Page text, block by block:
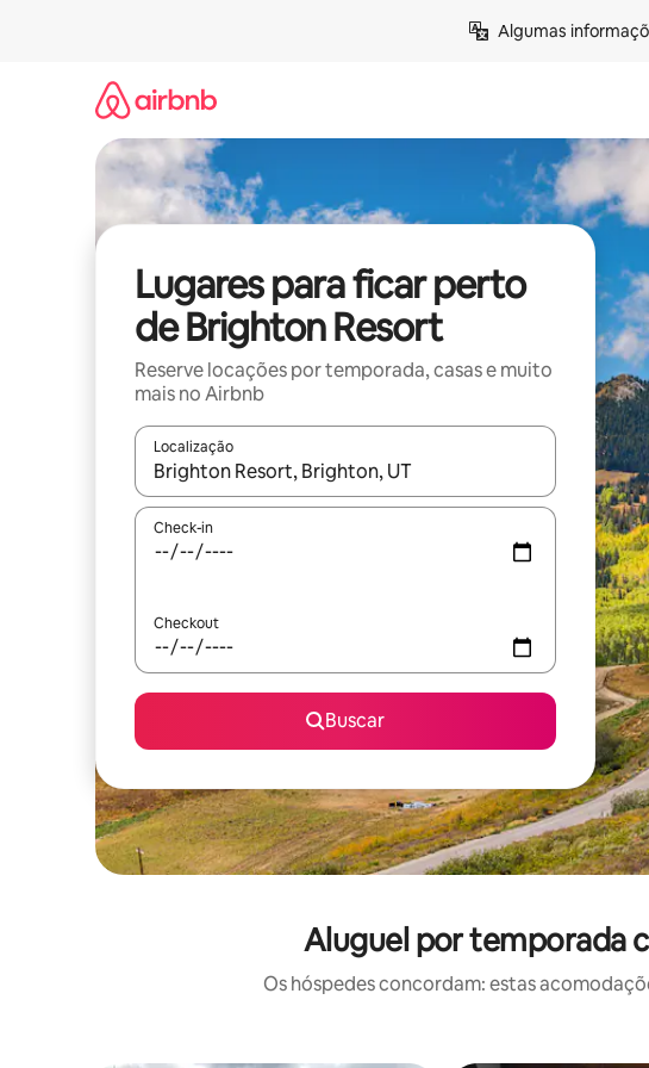
Algumas
Lugares para ficar perto
de Brighton Resort
Reserve locações por temporada, casas e muito
mais no Airbnb
Localização
Quando os resultados estiverem disponíveis, explore-os
Check-in
Checkout
Buscar
Aluguel por temporada
Os hóspedes concordam: estas